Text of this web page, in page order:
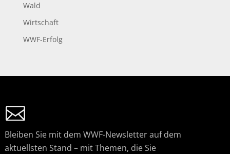
Wald
Wirtschaft
WWF-Erfolg
Bleiben Sie mit dem WWF-Newsletter auf dem
aktuellsten Stand – mit Themen, die Sie